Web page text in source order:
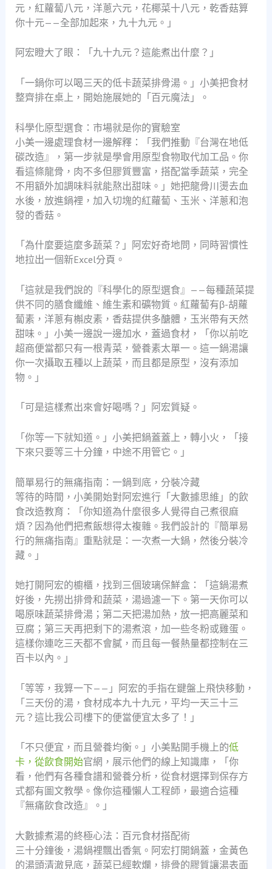
元，紅蘿蔔八元，洋蔥六元，花椰菜十八元，乾香菇算
你十元——全部加起來，九十九元。」
阿宏瞪大了眼：「九十九元？這能煮出什麼？」
「一鍋你可以喝三天的低卡蔬菜排骨湯。」小美把食材
整齊排在桌上，開始施展她的「百元魔法」。
科學化原型選食：市場就是你的實驗室
小美一邊處理食材一邊解釋：「我們推動『台灣在地低
碳改造』，第一步就是學會用原型食物取代加工品。你
看這條龍骨，肉不多但膠質豐富，搭配當季蔬菜，完全
不用額外加調味料就能熬出甜味。」她把龍骨川燙去血
水後，放進鍋裡，加入切塊的紅蘿蔔、玉米、洋蔥和泡
發的香菇。
「為什麼要這麼多蔬菜？」阿宏好奇地問，同時習慣性
地拉出一個新Excel分頁。
「這就是我們說的『科學化的原型選食』——每種蔬菜提
供不同的膳食纖維、維生素和礦物質。紅蘿蔔有β-胡蘿
蔔素，洋蔥有槲皮素，香菇提供多醣體，玉米帶有天然
甜味。」小美一邊說一邊加水，蓋過食材，「你以前吃
超商便當都只有一根青菜，營養素太單一。這一鍋湯讓
你一次攝取五種以上蔬菜，而且都是原型，沒有添加
物。」
「可是這樣煮出來會好喝嗎？」阿宏質疑。
「你等一下就知道。」小美把鍋蓋蓋上，轉小火，「接
下來只要等三十分鐘，中途不用管它。」
簡單易行的無痛指南：一鍋到底，分裝冷藏
等待的時間，小美開始對阿宏進行「大數據思維」的飲
食改造教育：「你知道為什麼很多人覺得自己煮很麻
煩？因為他們把煮飯想得太複雜。我們設計的『簡單易
行的無痛指南』重點就是：一次煮一大鍋，然後分裝冷
藏。」
她打開阿宏的櫥櫃，找到三個玻璃保鮮盒：「這鍋湯煮
好後，先撈出排骨和蔬菜，湯過濾一下。第一天你可以
喝原味蔬菜排骨湯；第二天把湯加熱，放一把高麗菜和
豆腐；第三天再把剩下的湯煮滾，加一些冬粉或雞蛋。
這樣你連吃三天都不會膩，而且每一餐熱量都控制在三
百卡以內。」
「等等，我算一下——」阿宏的手指在鍵盤上飛快移動，
「三天份的湯，食材成本九十九元，平均一天三十三
元？這比我公司樓下的便當便宜太多了！」
「不只便宜，而且營養均衡。」小美點開手機上的低
卡，從飲食開始官網，展示他們的線上知識庫，「你
看，他們有各種食譜和營養分析，從食材選擇到保存方
式都有圖文教學。像你這種懶人工程師，最適合這種
『無痛飲食改造』。」
大數據煮湯的終極心法：百元食材搭配術
三十分鐘後，湯鍋裡飄出香氣。阿宏打開鍋蓋，金黃色
的湯頭清澈見底，蔬菜已經軟爛，排骨的膠質讓湯表面